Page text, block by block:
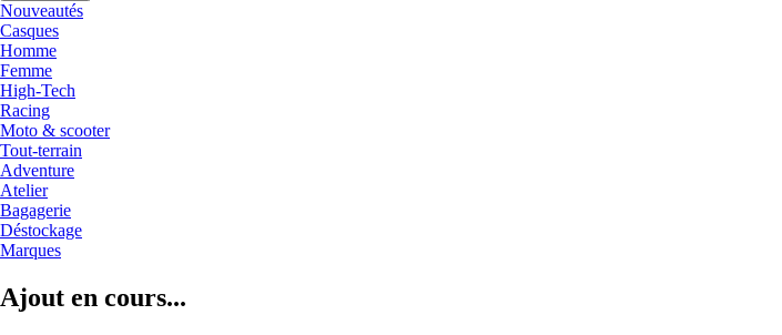
Nouveautés
Casques
Homme
Femme
High-Tech
Racing
Moto & scooter
Tout-terrain
Adventure
Atelier
Bagagerie
Déstockage
Marques
Ajout en cours...